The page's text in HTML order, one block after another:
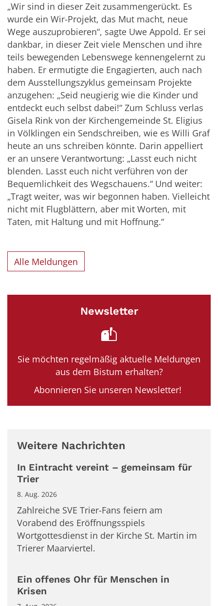
„Wir sind in dieser Zeit zusammengerückt. Es
wurde ein Wir-Projekt, das Mut macht, neue
Wege auszuprobieren“, sagte Uwe Appold. Er sei
dankbar, in dieser Zeit viele Menschen und ihre
teils bewegenden Lebenswege kennengelernt zu
haben. Er ermutigte die Engagierten, auch nach
dem Ausstellungszyklus gemeinsam Projekte
anzugehen: „Seid neugierig wie die Kinder und
entdeckt euch selbst dabei!“ Zum Schluss verlas
Gisela Rink von der Kirchengemeinde St. Eligius
in Völklingen ein Sendschreiben, wie es Willi Graf
heute an uns schreiben könnte. Darin appelliert
er an unsere Verantwortung: „Lasst euch nicht
blenden. Lasst euch nicht verführen von der
Bequemlichkeit des Wegschauens.“ Und weiter:
„Tragt weiter, was wir begonnen haben. Vielleicht
nicht mit Flugblättern, aber mit Worten, mit
Taten, mit Haltung und mit Hoffnung.“
Alle Meldungen
Newsletter
Sie möchten regelmäßig aktuelle Meldungen
aus dem Bistum erhalten?
Abonnieren Sie unseren Newsletter!
Weitere Nachrichten
In Eintracht vereint – gemeinsam für
Trier
8. Aug. 2026
Zahlreiche SVE Trier-Fans feiern am
Vorabend des Eröffnungsspiels
Wortgottesdienst in der Kirche St. Martin im
Trierer Maarviertel.
Ein offenes Ohr für Menschen in
Krisen